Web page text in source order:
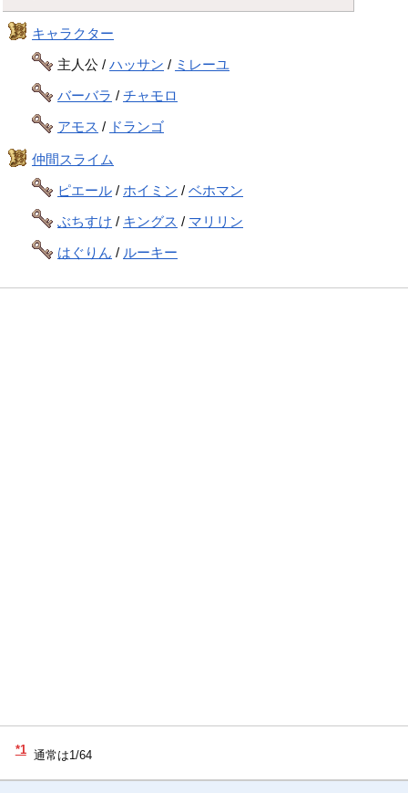
キャラクター
主人公 /ハッサン / ミレーユ
バーバラ /チャモロ
アモス / ドランゴ
仲間スライム
ピエール /ホイミン /ベホマン
ぶちすけ / キングス / マリリン
はぐりん / ルーキー
*1 通常は1/64